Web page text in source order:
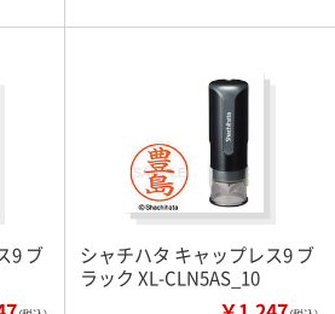
9 ブ
シャチハタ キャップレス9 ブ
ラック XL-CLN5AS_10